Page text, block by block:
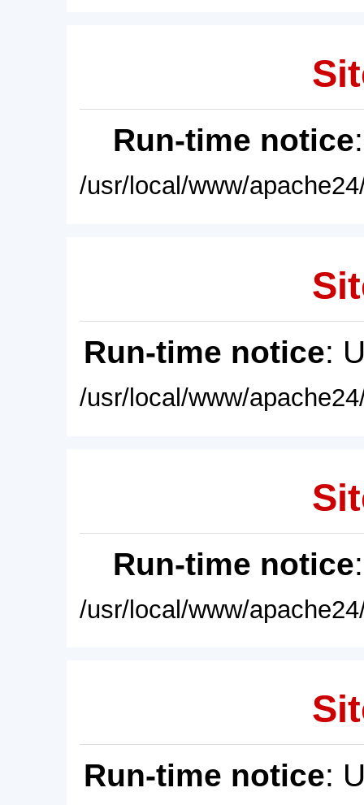
Run-time notice
/usr/local/www/
Run-time notice:
/usr/local/www/
Run-time notice
/usr/local/www/
Run-time notice: